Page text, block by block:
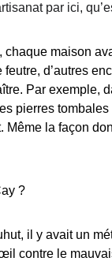
par ici,
maison
d’autres
Par exemple,
pierres
la façon
?
il y avait un
contre le